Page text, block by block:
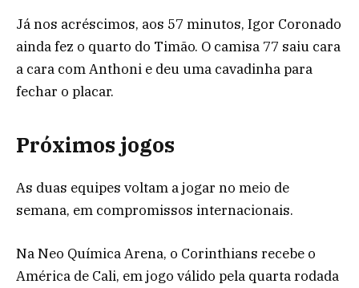
Já nos acréscimos, aos 57 minutos, Igor Coronado
ainda fez o quarto do Timão. O camisa 77 saiu cara
a cara com Anthoni e deu uma cavadinha para
fechar o placar.
Próximos jogos
As duas equipes voltam a jogar no meio de
semana, em compromissos internacionais.
Na Neo Química Arena, o Corinthians recebe o
América de Cali, em jogo válido pela quarta rodada